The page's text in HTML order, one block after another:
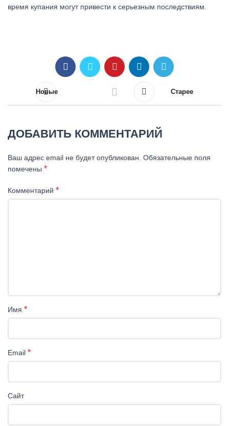
время купания могут привести к серьезным последствиям.
Новые Старее
ДОБАВИТЬ КОММЕНТАРИЙ
Ваш адрес email не будет опубликован. Обязательные поля
помечены *
Комментарий *
Имя *
Email *
Сайт